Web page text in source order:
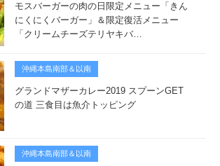
モスバーガーの肉の日限定メニュー「きん
にくにくバーガー」＆限定復活メニュー
「クリームチーズテリヤキバ…
沖縄本島南部＆以南
グランドマザーカレー2019 スプーンGET
の道 三食目は魚介トッピング
沖縄本島南部＆以南